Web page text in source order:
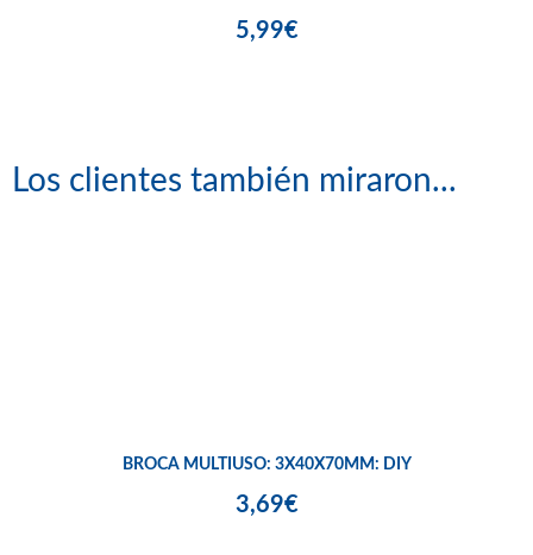
5,99€
Los clientes también miraron...
BROCA MULTIUSO: 3X40X70MM: DIY
3,69€